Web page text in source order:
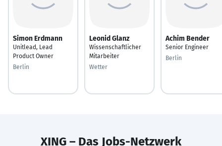
Simon Erdmann
Unitlead, Lead
Product Owner
Berlin
Leonid Glanz
Wissenschaftlicher
Mitarbeiter
Wetter
Achim Bender
Senior Engineer
Berlin
XING – Das Jobs-Netzwerk